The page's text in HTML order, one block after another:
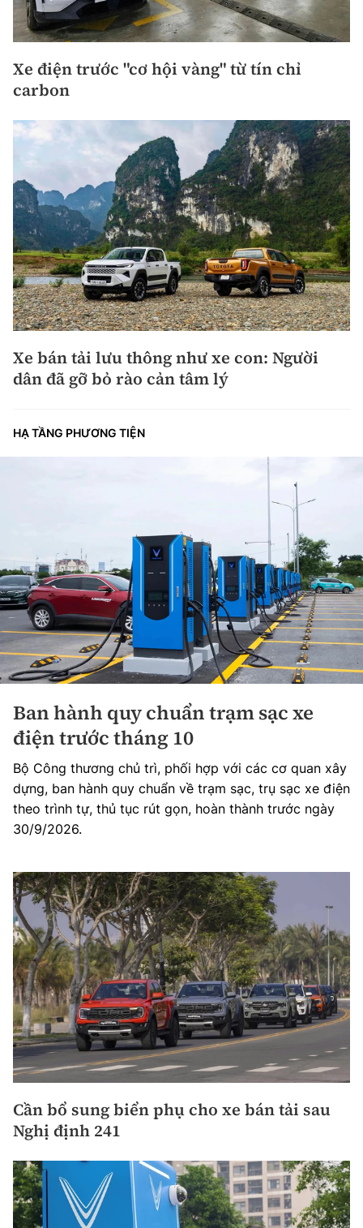
Xe điện trước "cơ hội vàng" từ tín chỉ
carbon
Xe bán tải lưu thông như xe con: Người
dân đã gỡ bỏ rào cản tâm lý
HẠ TẦNG PHƯƠNG TIỆN
Ban hành quy chuẩn trạm sạc xe
điện trước tháng 10
Bộ Công thương chủ trì, phối hợp với các cơ quan xây
dựng, ban hành quy chuẩn về trạm sạc, trụ sạc xe điện
theo trình tự, thủ tục rút gọn, hoàn thành trước ngày
30/9/2026.
Cần bổ sung biển phụ cho xe bán tải sau
Nghị định 241